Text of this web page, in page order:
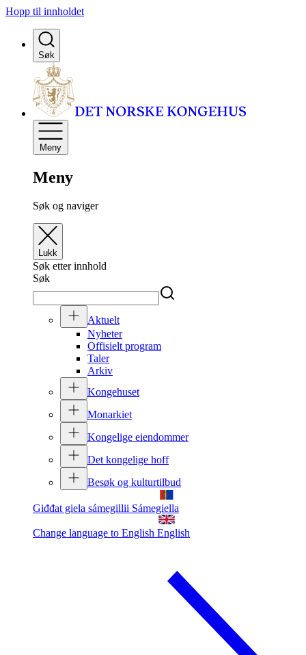
Hopp til innholdet
Søk
Meny
Meny
Søk og naviger
Lukk
Søk etter innhold
Søk
Aktuelt
Nyheter
Offisielt program
Taler
Arkiv
Kongehuset
Monarkiet
Kongelige eiendommer
Det kongelige hoff
Besøk og kulturtilbud
Giđđat giela sámegillii Sámegiella
Change language to English English